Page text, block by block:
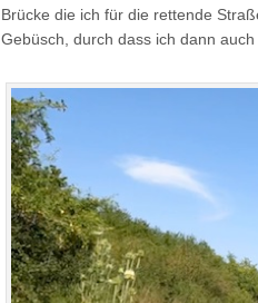
Brücke die ich für die rettende
Gebüsch, durch dass ich dann auch